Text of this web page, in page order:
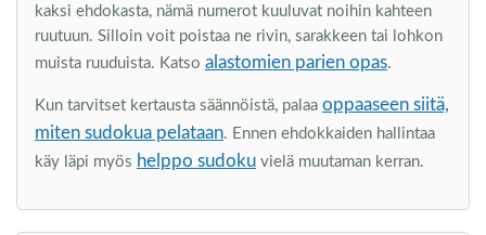
kaksi ehdokasta, nämä numerot kuuluvat noihin kahteen
ruutuun. Silloin voit poistaa ne rivin, sarakkeen tai lohkon
muista ruuduista. Katso alastomien parien opas.
Kun tarvitset kertausta säännöistä, palaa oppaaseen siitä,
miten sudokua pelataan. Ennen ehdokkaiden hallintaa
käy läpi myös helppo sudoku vielä muutaman kerran.